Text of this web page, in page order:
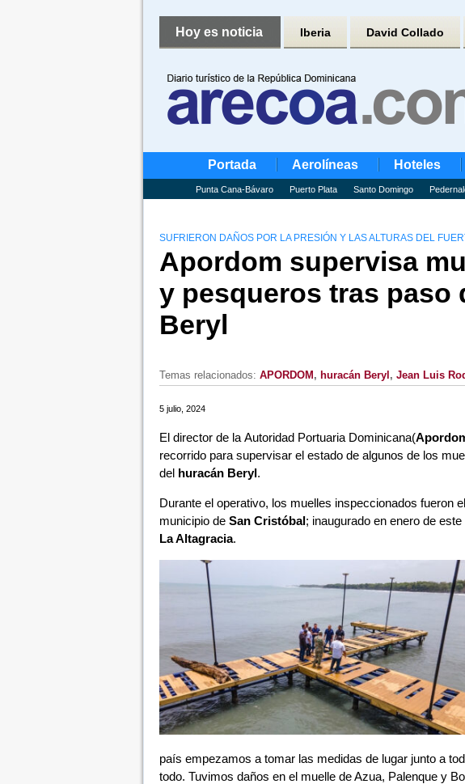
Hoy es noticia Iberia David Collado
Portada Aerolíneas Hoteles
Punta Cana-Bávaro Puerto Plata Santo Domingo
SUFRIERON DAÑOS POR LA PRESIÓN Y LAS ALTURAS DEL
Apordom supervisa
y pesqueros tras paso
Beryl
Temas relacionados: APORDOM , huracán Beryl , Jean Luis
5 julio, 2024
El director de la Autoridad Portuaria Dominicana(
recorrido para supervisar el estado de algunos de los
del huracán Beryl.
Durante el operativo, los muelles inspeccionados fueron
municipio de San Cristóbal; inaugurado en enero de
La Altagracia.
país empezamos a tomar las medidas de lugar junto a
todo. Tuvimos daños en el muelle de Azua, Palenque y